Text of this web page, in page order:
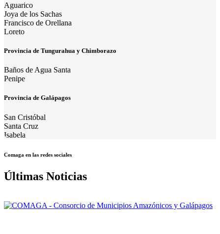
Aguarico
Joya de los Sachas
Francisco de Orellana
Loreto
Provincia de Tungurahua y Chimborazo
Baños de Agua Santa
Penipe
Provincia de Galápagos
San Cristóbal
Santa Cruz
Isabela
Comaga en las redes sociales
Últimas Noticias